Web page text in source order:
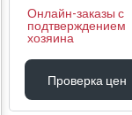
Онлайн-заказы с
подтверждением
хозяина
Проверка цен